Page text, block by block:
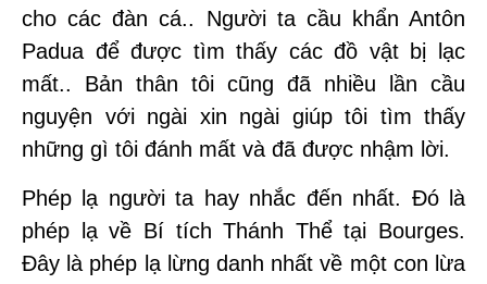
cho các đàn cá.. Người ta cầu khẩn Antôn
Padua để được tìm thấy các đồ vật bị lạc
mất.. Bản thân tôi cũng đã nhiều lần cầu
nguyện với ngài xin ngài giúp tôi tìm thấy
những gì tôi đánh mất và đã được nhậm lời.
Phép lạ người ta hay nhắc đến nhất. Đó là
phép lạ về Bí tích Thánh Thể tại Bourges.
Đây là phép lạ lừng danh nhất về một con lừa